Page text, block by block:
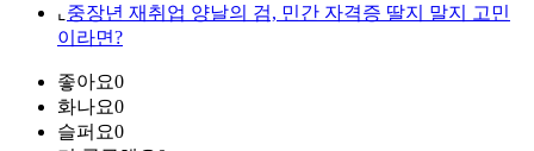
⌞ 중장년 재취업 양날의 검, 민간 자격증 딸지 말지 고민
이라면?
좋아요0
화나요0
슬퍼요0